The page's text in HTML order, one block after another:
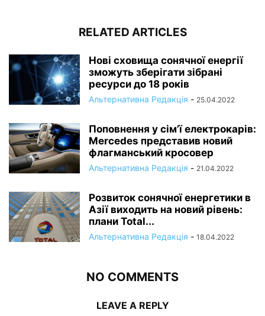
RELATED ARTICLES
Нові сховища сонячної енергії
зможуть зберігати зібрані
ресурси до 18 років
Альтернативна Редакція - 25.04.2022
Поповнення у сім’ї електрокарів:
Mercedes представив новий
флагманський кросовер
Альтернативна Редакція - 21.04.2022
Розвиток сонячної енергетики в
Азії виходить на новий рівень:
плани Total...
Альтернативна Редакція - 18.04.2022
NO COMMENTS
LEAVE A REPLY